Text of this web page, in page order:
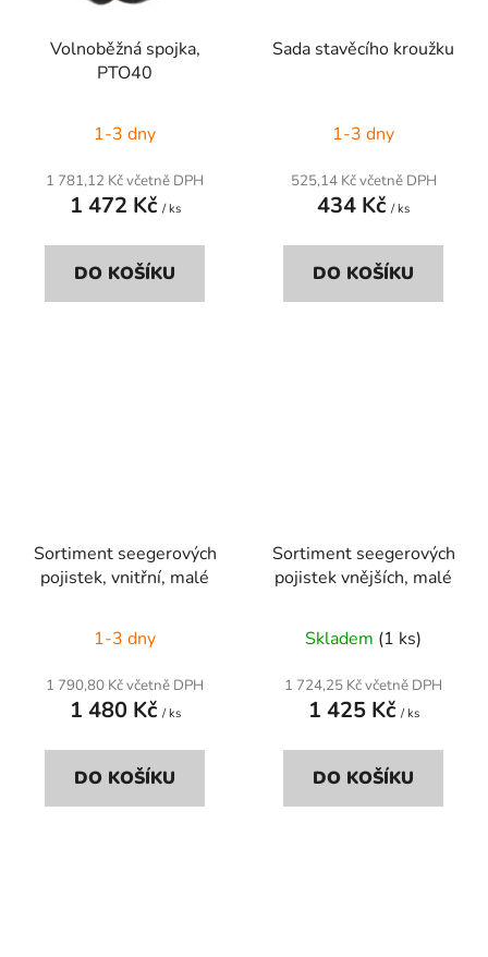
Volnoběžná spojka,
PTO40
1-3 dny
1 781,12 Kč včetně DPH
1 472 Kč / ks
DO KOŠÍKU
Sada stavěcího kroužku
1-3 dny
525,14 Kč včetně DPH
434 Kč / ks
DO KOŠÍKU
Sortiment seegerových
pojistek, vnitřní, malé
1-3 dny
1 790,80 Kč včetně DPH
1 480 Kč / ks
DO KOŠÍKU
Sortiment seegerových
pojistek vnějších, malé
Skladem (1 ks)
1 724,25 Kč včetně DPH
1 425 Kč / ks
DO KOŠÍKU